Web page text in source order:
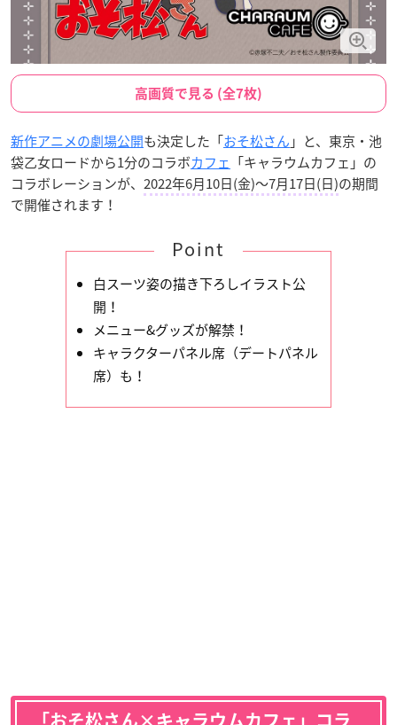
高画質で見る (全7枚)
新作アニメの劇場公開も決定した「おそ松さん 」と、東京・池
袋乙女ロードから1分のコラボカフェ 「キャラウムカフェ」の
コラボレーションが、 2022年6月10日(金)～7月17日(日)の期間
で開催されます！
Point
白スーツ姿の描き下ろしイラスト公
開！
メニュー&グッズが解禁！
キャラクターパネル席（デートパネル
席）も！
「おそ松さん×キャラウムカフェ」コラ